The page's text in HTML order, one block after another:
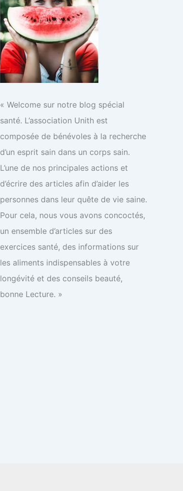
« Welcome sur notre blog spécial
santé. L’association Unith est
composée de bénévoles à la recherche
d’un esprit sain dans un corps sain.
L’une de nos principales actions et
d’écrire des articles afin d’aider les
personnes dans leur quête de vie saine.
Pour cela, nous vous avons concoctés,
un ensemble d’articles sur des
exercices santé, des informations sur
les aliments indispensables à votre
longévité et des conseils beauté,
bonne Lecture. »